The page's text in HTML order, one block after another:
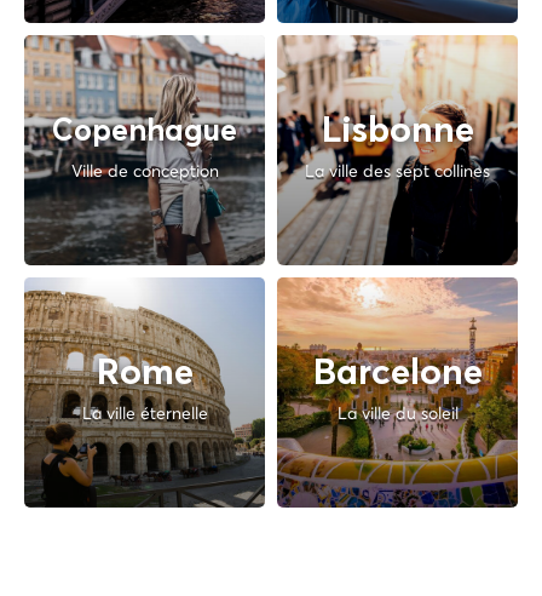
Copenhague
Ville de conception
Lisbonne
La ville des sept collines
Rome
La ville éternelle
Barcelone
La ville du soleil